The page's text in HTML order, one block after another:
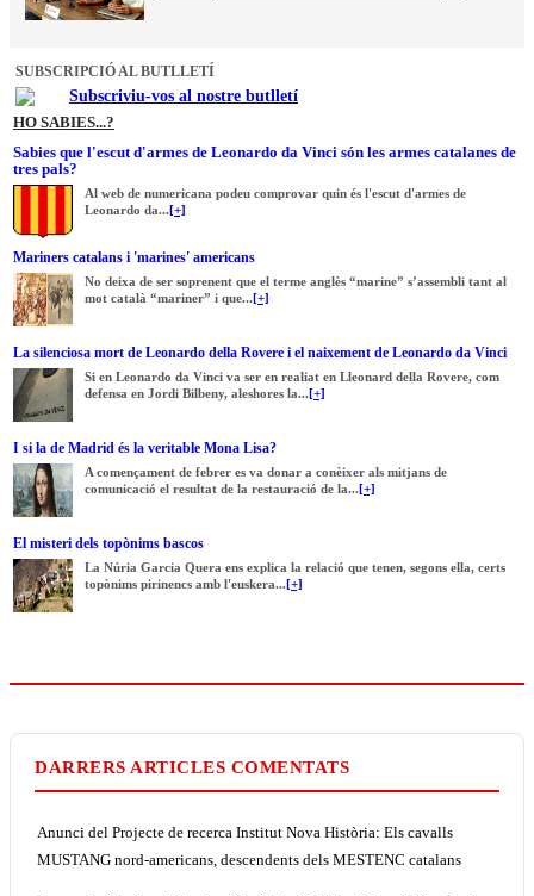
SUBSCRIPCIÓ AL BUTLLETÍ
Subscriviu-vos al nostre butlletí
HO SABIES...?
Sabies que l'escut d'armes de Leonardo da Vinci són les armes catalanes de
tres pals?
Al web de numericana podeu comprovar quin és l'escut d'armes de
Leonardo da...[+]
Mariners catalans i 'marines' americans
No deixa de ser soprenent que el terme anglès “marine” s’assembli tant al
mot català “mariner” i que...[+]
La silenciosa mort de Leonardo della Rovere i el naixement de Leonardo da Vinci
Si en Leonardo da Vinci va ser en realiat en Lleonard della Rovere, com
defensa en Jordi Bilbeny, aleshores la...[+]
I si la de Madrid és la veritable Mona Lisa?
A començament de febrer es va donar a conèixer als mitjans de
comunicació el resultat de la restauració de la...[+]
El misteri dels topònims bascos
La Núria Garcia Quera ens explica la relació que tenen, segons ella, certs
topònims pirinencs amb l'euskera...[+]
DARRERS ARTICLES COMENTATS
Anunci del Projecte de recerca Institut Nova Història: Els cavalls
MUSTANG nord-americans, descendents dels MESTENC catalans